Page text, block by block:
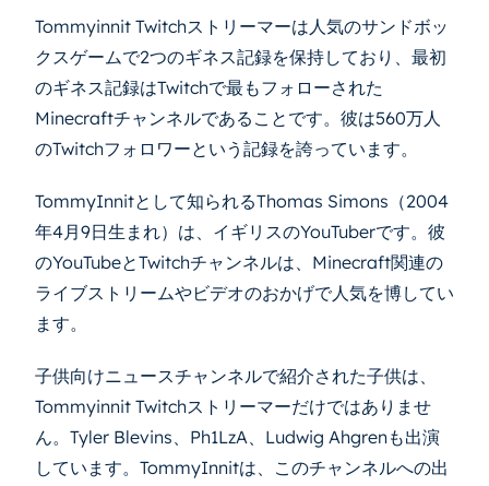
Tommyinnit Twitchストリーマーは人気のサンドボッ
クスゲームで2つのギネス記録を保持しており、最初
のギネス記録はTwitchで最もフォローされた
Minecraftチャンネルであることです。彼は560万人
のTwitchフォロワーという記録を誇っています。
TommyInnitとして知られるThomas Simons（2004
年4月9日生まれ）は、イギリスのYouTuberです。彼
のYouTubeとTwitchチャンネルは、Minecraft関連の
ライブストリームやビデオのおかげで人気を博してい
ます。
子供向けニュースチャンネルで紹介された子供は、
Tommyinnit Twitchストリーマーだけではありませ
ん。Tyler Blevins、Ph1LzA、Ludwig Ahgrenも出演
しています。TommyInnitは、このチャンネルへの出